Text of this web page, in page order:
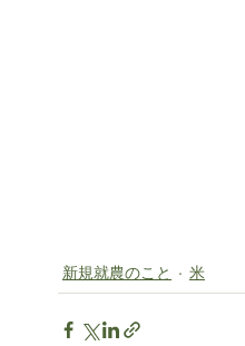
新規就農のこと 米